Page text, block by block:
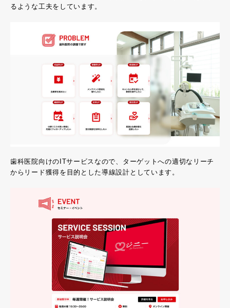
るような工夫をしています。
歯科医院向けのITサービスなので、ターゲットへの適切なリーチ
からリード獲得を目的とした導線設計としています。